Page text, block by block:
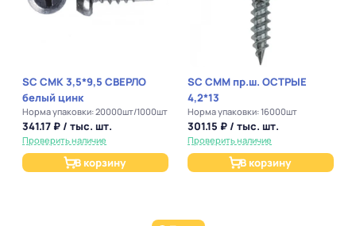
SC СМК 3,5*9,5 СВЕРЛО
белый цинк
Норма упаковки: 20000шт/1000шт
341.17 ₽ / тыс. шт.
Проверить наличие
В корзину
SC СММ пр.ш. ОСТРЫЕ
4,2*13
Норма упаковки: 16000шт
301.15 ₽ / тыс. шт.
Проверить наличие
В корзину